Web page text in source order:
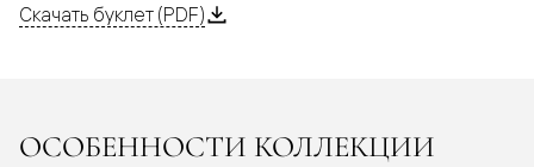
Скачать буклет (PDF)
ОСОБЕННОСТИ КОЛЛЕКЦИИ